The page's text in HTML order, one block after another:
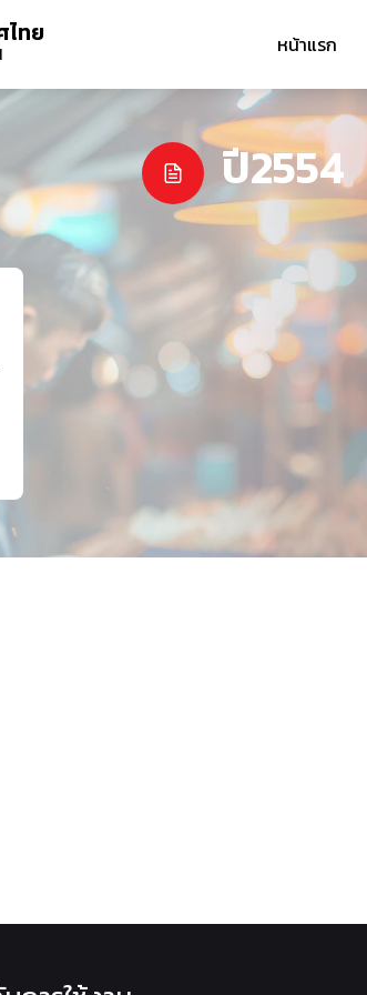
ไทย หน้าแรก
ปี2554